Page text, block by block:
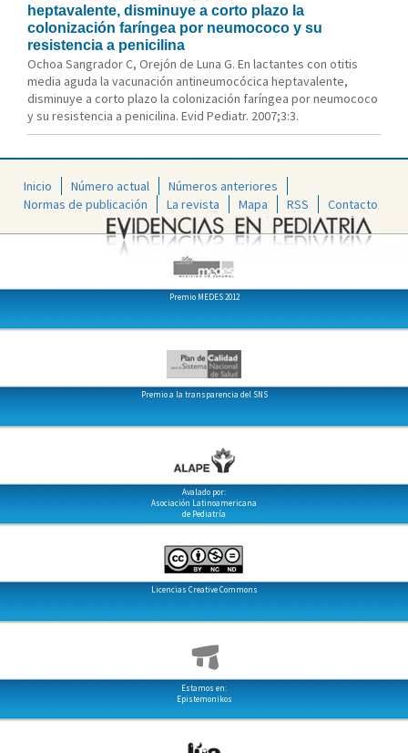
heptavalente, disminuye a corto plazo la
colonización faríngea por neumococo y su
resistencia a penicilina
Ochoa Sangrador C, Orejón de Luna G. En lactantes con otitis
media aguda la vacunación antineumocócica heptavalente,
disminuye a corto plazo la colonización faríngea por neumococo
y su resistencia a penicilina. Evid Pediatr. 2007;3:3.
Inicio Número actual
Números anteriores
Normas de publicación
La revista Mapa RSS Contacto
Premio MEDES 2012
Premio a la transparencia del SNS
Avalado por:
Asociación Latinoamericana
de Pediatría
Licencias Creative Commons
Estamos en:
Epistemonikos